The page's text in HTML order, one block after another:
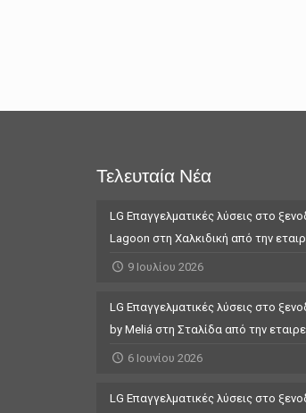
Τελευταία Νέα
LG Επαγγελματικές λύσεις στο
Lagoon στη Χαλκιδική από την
9 Ιουλίου 2026
LG Επαγγελματικές λύσεις στο
by Meliá στη Σταλίδα από την
6 Ιουνίου 2026
LG Επαγγελματικές λύσεις στο